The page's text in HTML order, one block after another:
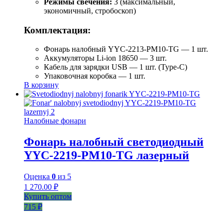
Режимы свечения: 3 (максимальный,
экономичный, стробоскоп)
Комплектация:
Фонарь налобный YYC-2213-PM10-TG — 1 шт.
Аккумуляторы Li-ion 18650 — 3 шт.
Кабель для зарядки USB — 1 шт. (Type-C)
Упаковочная коробка — 1 шт.
В корзину
Налобные фонари
Фонарь налобный светодиодный
YYC-2219-PM10-TG лазерный
Оценка 0 из 5
1 270.00 ₽
Купить оптом
715 ₽